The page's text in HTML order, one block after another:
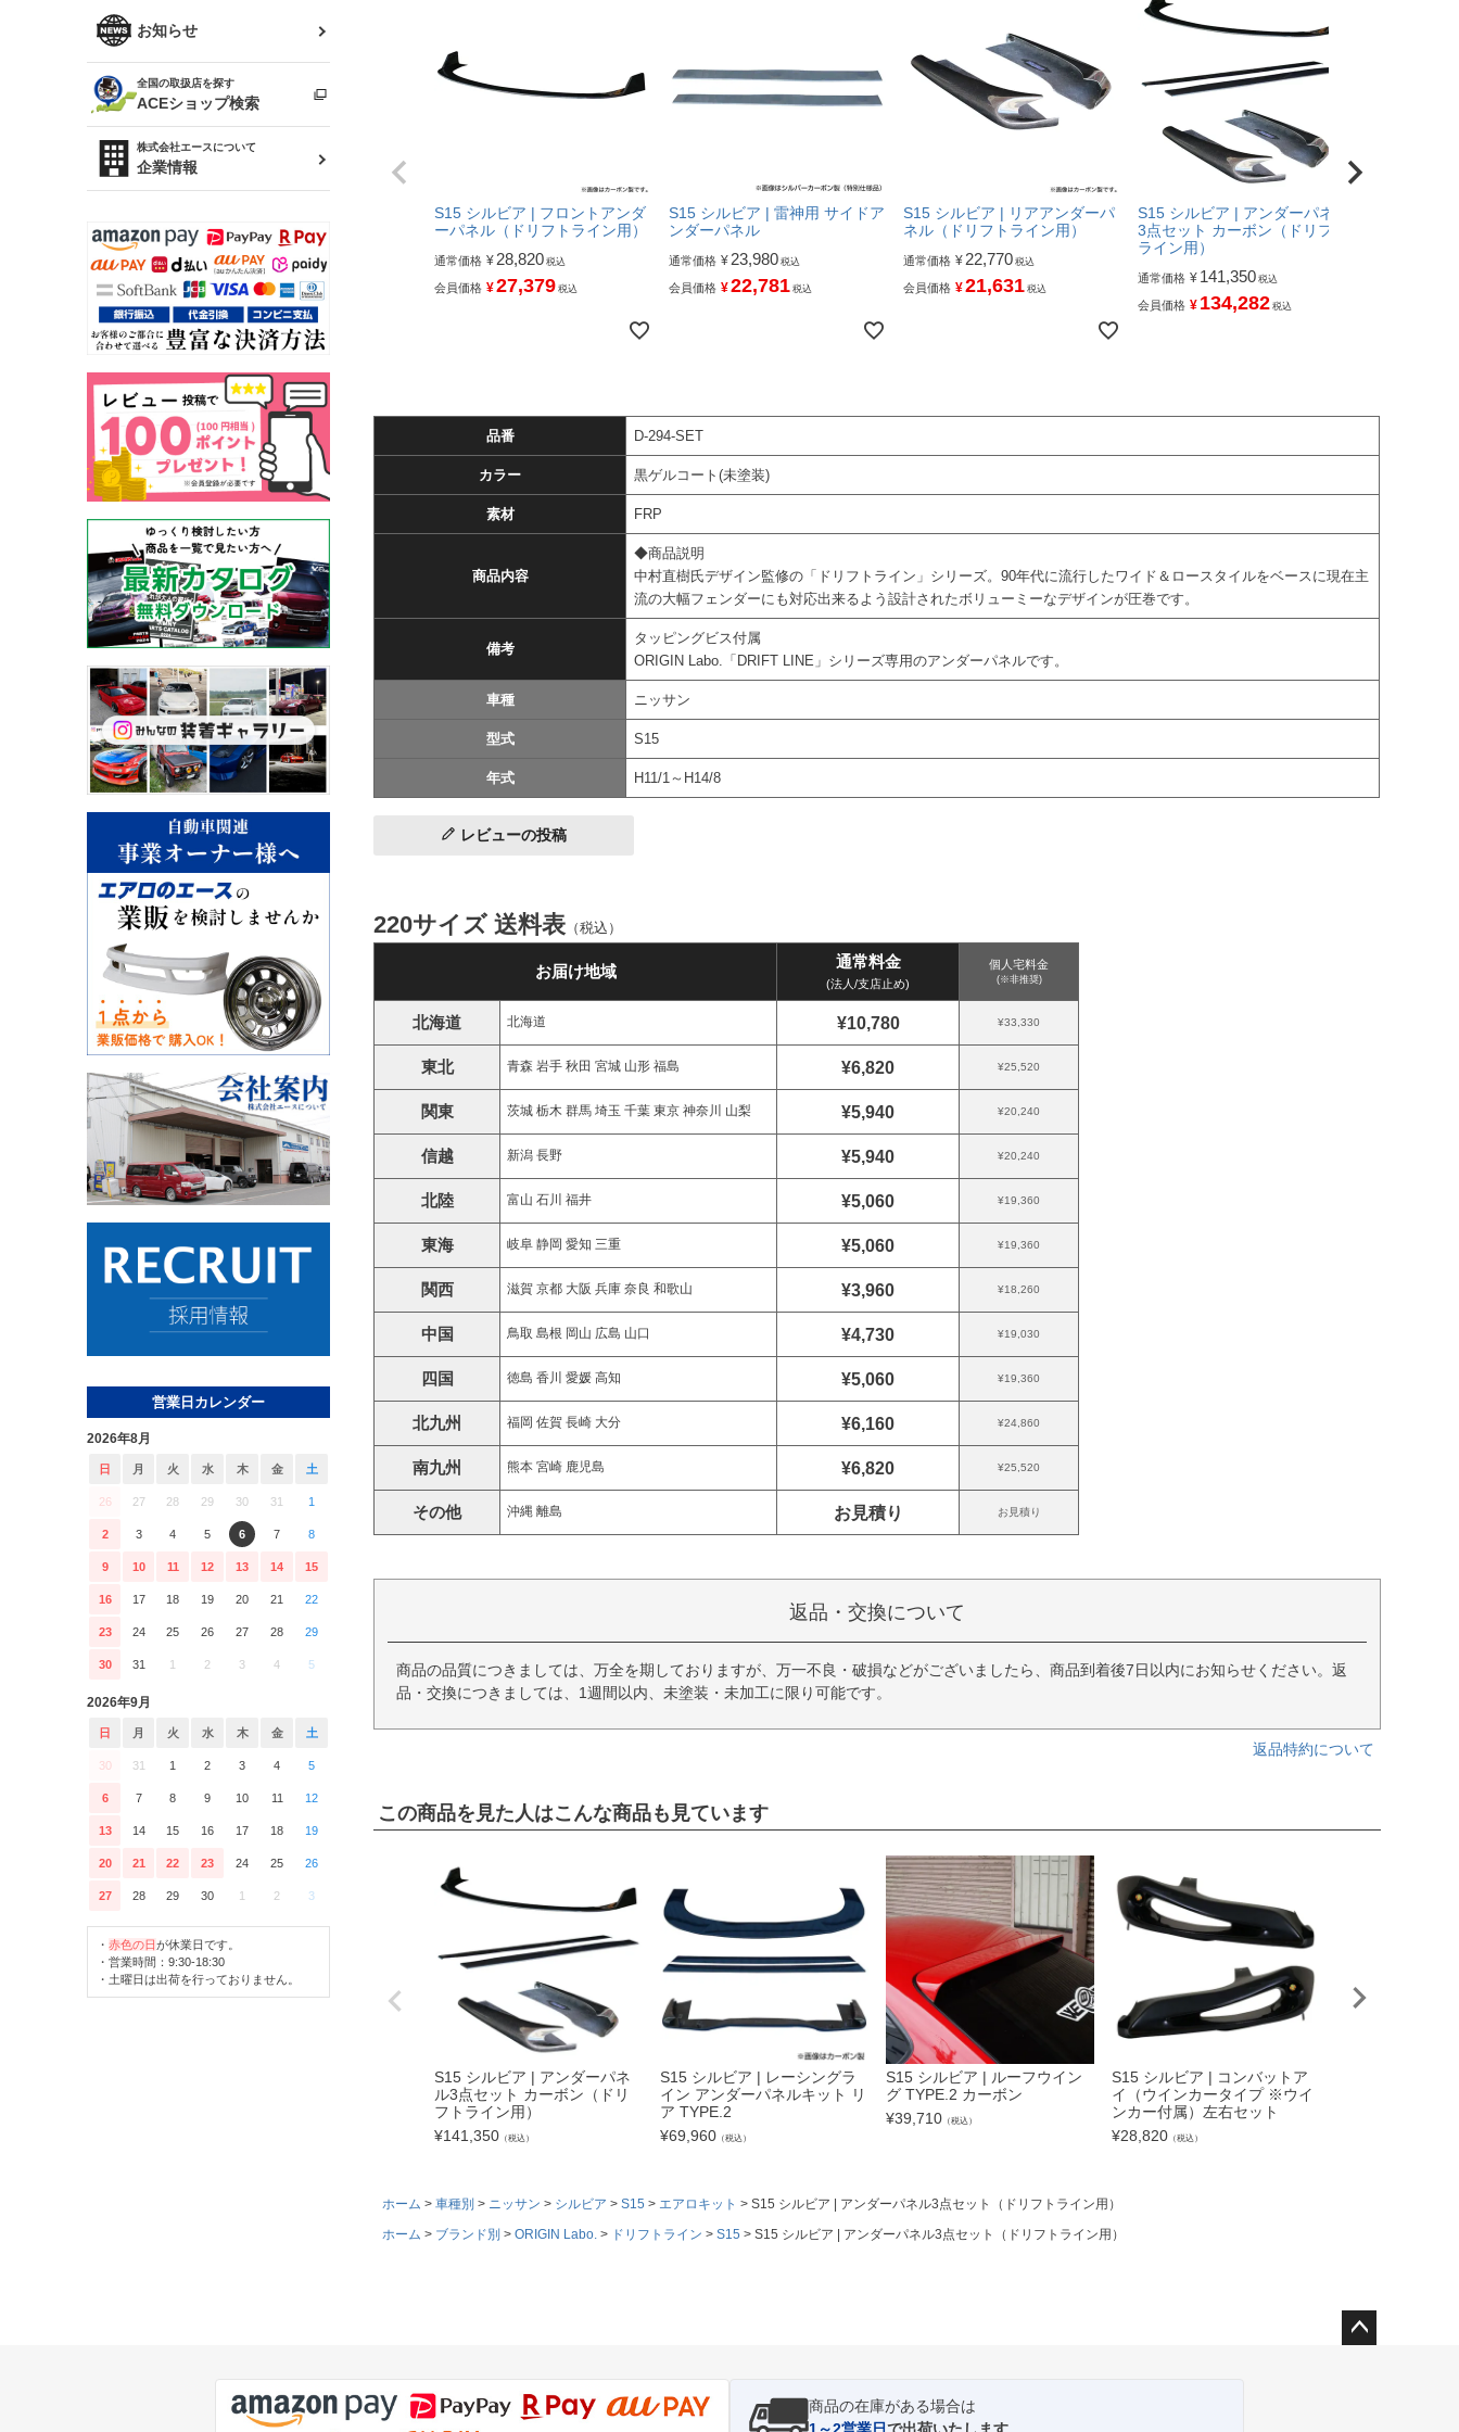
ソアラ
アルテッツァ
プロボックス
RAV4
R34 スカイライン
スカイライン
（ER34/R33/ECR33/R32）
キャラバン
ローレル
セフィーロ
ファッション小物
雑貨・ステーショナリー
ベビー用品
お知らせ
全国の取扱店を探す
ACEショップ検索
株式会社エースについて
企業情報
営業日カレンダー
2026年8月
日 月 火 水 木 金 土
26 27 28 29 30 31 1
2 3 4 5 6 7 8
9 10 11 12 13 14 15
16 17 18 19 20 21 22
23 24 25 26 27 28 29
30 31 1 2 3 4 5
2026年9月
日 月 火 水 木 金 土
30 31 1 2 3 4 5
6 7 8 9 10 11 12
13 14 15 16 17 18 19
20 21 22 23 24 25 26
27 28 29 30 1 2 3
・ 赤色の日が休業日です。
・営業時間：9:30-18:30
・土曜日は出荷を行っておりません。
S15 シルビア | フロントアンダ
ーパネル（ドリフトライン用）
通常価格 ¥ 28,820 税込
会員価格 ¥27,379 税込
S15 シルビア | 雷神用 サイドア
ンダーパネル
通常価格 ¥ 23,980 税込
会員価格 ¥22,781 税込
S15 シルビア | リアアンダーパ
ネル（ドリフトライン用）
通常価格 ¥ 22,770 税込
会員価格 ¥21,631 税込
S15 シルビア | アンダーパネル
3点セット カーボン（ドリフト
ライン用）
通常価格 ¥ 141,350 税込
会員価格 ¥ 134,282 税込
品番 D-294-SET
カラー 黒ゲルコート(未塗装)
素材 FRP
商品内容
◆商品説明
中村直樹氏デザイン監修の「ドリフトライン」シリーズ。90年代に流行したワイド＆ロースタイルをベースに現在主
流の大幅フェンダーにも対応出来るよう設計されたボリューミーなデザインが圧巻です。
備考
タッピングビス付属
ORIGIN Labo.「DRIFT LINE」シリーズ専用のアンダーパネルです。
車種 ニッサン
型式 S15
年式 H11/1～H14/8
レビューの投稿
220サイズ 送料表 （税込）
お届け地域
通常料金
(法人/支店止め)
個人宅料金
(※非推奨)
北海道 北海道 ¥10,780 ¥33,330
東北 青森 岩手 秋田 宮城 山形 福島 ¥6,820 ¥25,520
関東 茨城 栃木 群馬 埼玉 千葉 東京 神奈川 山梨 ¥5,940 ¥20,240
信越 新潟 長野 ¥5,940 ¥20,240
北陸 富山 石川 福井 ¥5,060 ¥19,360
東海 岐阜 静岡 愛知 三重 ¥5,060 ¥19,360
関西 滋賀 京都 大阪 兵庫 奈良 和歌山 ¥3,960 ¥18,260
中国 鳥取 島根 岡山 広島 山口 ¥4,730 ¥19,030
四国 徳島 香川 愛媛 高知 ¥5,060 ¥19,360
北九州 福岡 佐賀 長崎 大分 ¥6,160 ¥24,860
南九州 熊本 宮崎 鹿児島 ¥6,820 ¥25,520
その他 沖縄 離島 お見積り お見積り
返品・交換について
商品の品質につきましては、万全を期しておりますが、万一不良・破損などがございましたら、商品到着後7日以内にお知らせください。返
品・交換につきましては、1週間以内、未塗装・未加工に限り可能です。
返品特約について
この商品を見た人はこんな商品も見ています
S15 シルビア | アンダーパネ
ル3点セット カーボン（ドリ
フトライン用）
¥141,350 （税込）
S15 シルビア | レーシングラ
イン アンダーパネルキット リ
ア TYPE.2
¥69,960 （税込）
S15 シルビア | ルーフウイン
グ TYPE.2 カーボン
¥39,710 （税込）
S15 シルビア | コンバットア
イ（ウインカータイプ ※ウイ
ンカー付属）左右セット
¥28,820 （税込）
ホーム 車種別 ニッサン シルビア S15 エアロキット
S15 シルビア | アンダーパネル3点セット（ドリフトライン用）
ホーム
ブランド別 ORIGIN Labo. ドリフトライン S15 S15 シルビア | アンダーパネル3点セット（ドリフトライン用）
商品の在庫がある場合は
1～2営業日で出荷いたします